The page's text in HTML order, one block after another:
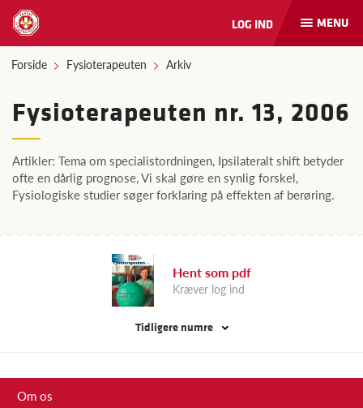
Åbn
og
MENU
LOG IND
Forside Fysioterapeuten Arkiv
Fysioterapeuten nr. 13, 2006
Artikler: Tema om specialistordningen, Ipsilateralt shift betyder
ofte en dårlig prognose, Vi skal gøre en synlig forskel,
Fysiologiske studier søger forklaring på effekten af berøring.
Hent som pdf
Kræver log ind
Tidligere numre
Om os